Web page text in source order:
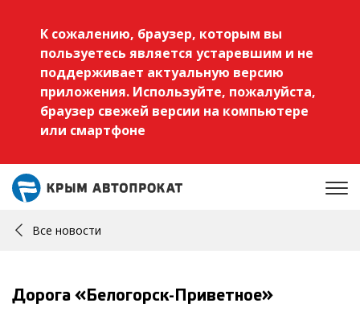
К сожалению, браузер, которым вы
пользуетесь является устаревшим и не
поддерживает актуальную версию
приложения. Используйте, пожалуйста,
браузер свежей версии на компьютере
или смартфоне
Все новости
Дорога «Белогорск-Приветное»